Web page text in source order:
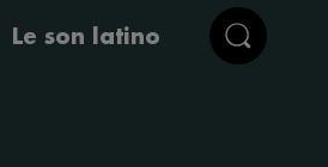
Le son latino